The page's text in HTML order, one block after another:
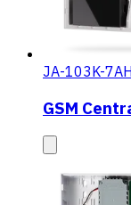
JA-103K-
GSM